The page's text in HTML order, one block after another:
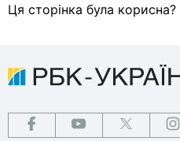
Ця сторінка була корисна?